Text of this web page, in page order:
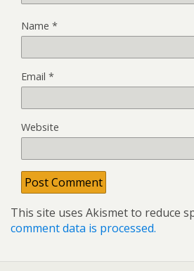
Name *
Email *
Website
This site uses Akismet to reduce
comment data is processed.